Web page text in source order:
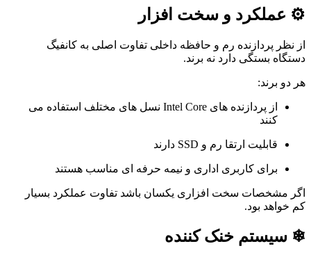
⚙ عملکرد و سخت افزار
از نظر پردازنده رم و حافظه داخلی تفاوت اصلی به کانفیگ
دستگاه بستگی دارد نه برند.
هر دو برند:
از پردازنده های Intel Core نسل های مختلف استفاده می
کنند
قابلیت ارتقا رم و SSD دارند
برای کاربری اداری و نیمه حرفه ای مناسب هستند
اگر مشخصات سخت افزاری یکسان باشد تفاوت عملکرد بسیار
کم خواهد بود.
❄ سیستم خنک کننده